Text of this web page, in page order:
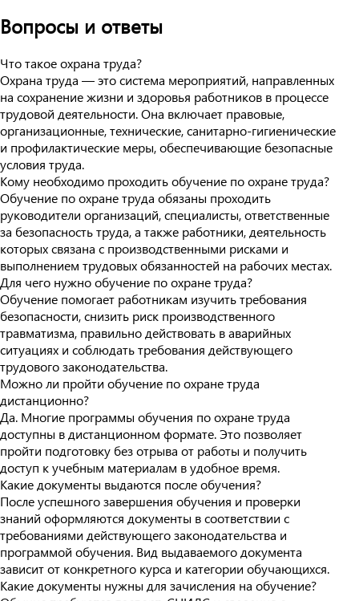
Вопросы и ответы
Что такое охрана труда?
Охрана труда — это система мероприятий, направленных
на сохранение жизни и здоровья работников в процессе
трудовой деятельности. Она включает правовые,
организационные, технические, санитарно-гигиенические
и профилактические меры, обеспечивающие безопасные
условия труда.
Кому необходимо проходить обучение по охране труда?
Обучение по охране труда обязаны проходить
руководители организаций, специалисты, ответственные
за безопасность труда, а также работники, деятельность
которых связана с производственными рисками и
выполнением трудовых обязанностей на рабочих местах.
Для чего нужно обучение по охране труда?
Обучение помогает работникам изучить требования
безопасности, снизить риск производственного
травматизма, правильно действовать в аварийных
ситуациях и соблюдать требования действующего
трудового законодательства.
Можно ли пройти обучение по охране труда
дистанционно?
Да. Многие программы обучения по охране труда
доступны в дистанционном формате. Это позволяет
пройти подготовку без отрыва от работы и получить
доступ к учебным материалам в удобное время.
Какие документы выдаются после обучения?
После успешного завершения обучения и проверки
знаний оформляются документы в соответствии с
требованиями действующего законодательства и
программой обучения. Вид выдаваемого документа
зависит от конкретного курса и категории обучающихся.
Какие документы нужны для зачисления на обучение?